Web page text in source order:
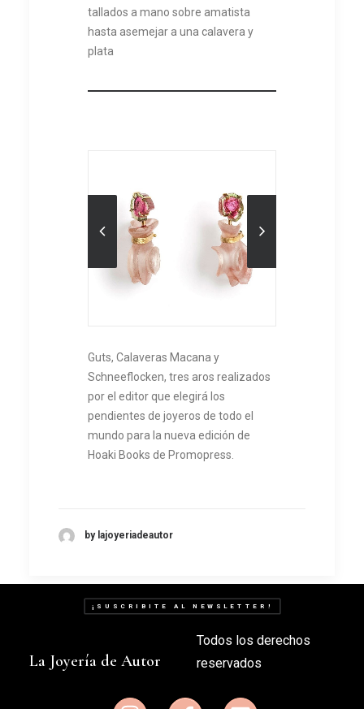
tallados a mano sobre amatista
hasta asemejar a una calavera y
plata
Guts, Calaveras Macana y
Schneeflocken, tres aros realizados
por el editor que elegirá los
pendientes de joyeros de todo el
mundo para la nueva edición de
Hoaki Books de Promopress.
by lajoyeriadeautor
¡SUSCRIBITE AL NEWSLETTER!
La Joyería de Autor
Todos los derechos
reservados